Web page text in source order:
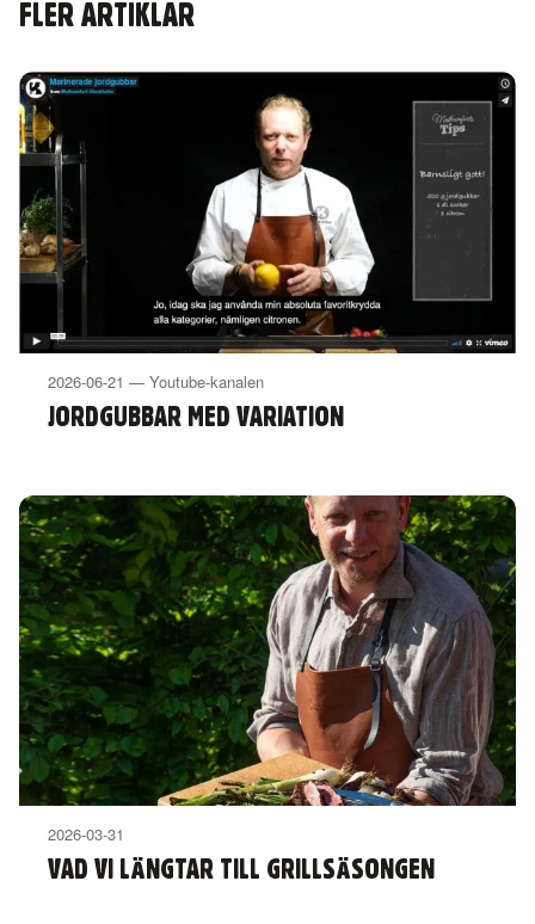
FLER ARTIKLAR
2026-06-21 — Youtube-kanalen
JORDGUBBAR MED VARIATION
2026-03-31
VAD VI LÄNGTAR TILL GRILLSÄSONGEN